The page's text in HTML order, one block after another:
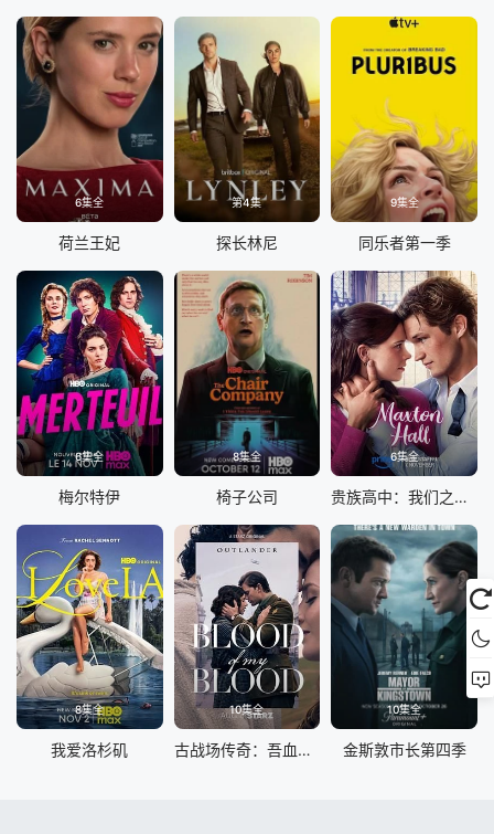
6集全
荷兰王妃
第4集
探长林尼
9集全
同乐者第一季
6集全
梅尔特伊
8集全
椅子公司
6集全
贵族高中：我们之间的鸿沟第二季
8集全
我爱洛杉矶
10集全
古战场传奇：吾血之亲 第一季
10集全
金斯敦市长第四季